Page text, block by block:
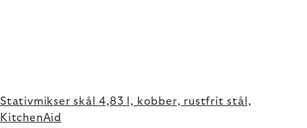
Stativmikser skål 4,83 l, kobber, rustfrit stål,
KitchenAid